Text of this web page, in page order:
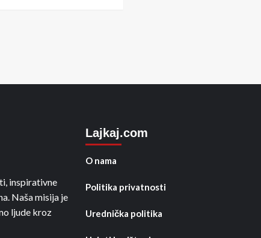
inspirativne
Naša misija je
ljude kroz
Lajkaj.com
O nama
Politika privatnosti
Urednička politika